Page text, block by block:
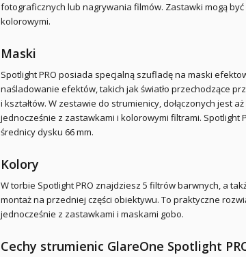
fotograficznych lub nagrywania filmów. Zastawki mogą
kolorowymi.
Maski
Spotlight PRO posiada specjalną szufladę na maski
naśladowanie efektów, takich jak światło przechodzące
i kształtów. W zestawie do strumienicy, dołączonych jest
jednocześnie z zastawkami i kolorowymi filtrami.
średnicy dysku 66 mm.
Kolory
W torbie Spotlight PRO znajdziesz 5 filtrów barwnych, a
montaż na przedniej części obiektywu. To praktyczne
jednocześnie z zastawkami i maskami gobo.
Cechy strumienic GlareOne Spotlight